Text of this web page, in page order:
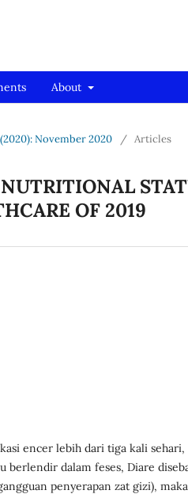
About
November 2020 / Articles
OF 2019
encer lebih dari tiga kali sehari,
berlendir dalam feses, Diare
penyerapan zat gizi),